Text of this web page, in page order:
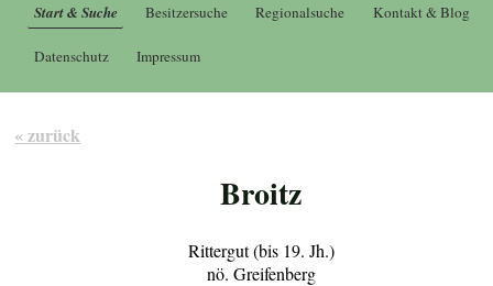
Start & Suche Besitzersuche Regionalsuche Kontakt & Blog
Datenschutz Impressum
« zurück
Broitz
Rittergut (bis 19. Jh.)
nö. Greifenberg